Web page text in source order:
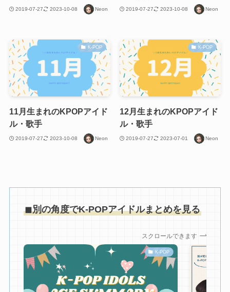
2019-07-27 2023-10-08 Neon 2019-07-27 2023-10-08 Neon
K-POP
11月生まれのKPOPアイド
ル・歌手
2019-07-27 2023-10-08 Neon
K-POP
12月生まれのKPOPアイド
ル・歌手
2019-07-27 2023-07-01 Neon
◼︎別の角度でK-POPアイドルまとめを見る
スクロールできます
K-POP